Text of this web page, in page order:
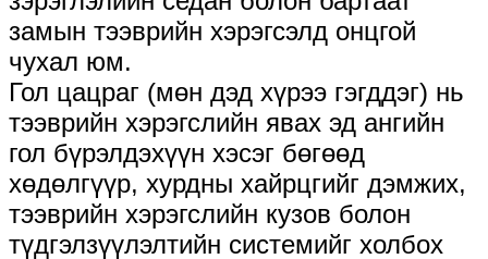
замын тээврийн хэрэгсэлд онцгой
чухал юм.
Гол цацраг (мөн дэд хүрээ гэгддэг) нь
тээврийн хэрэгслийн явах эд ангийн
гол бүрэлдэхүүн хэсэг бөгөөд
хөдөлгүүр, хурдны хайрцгийг дэмжих,
тээврийн хэрэгслийн кузов болон
түдгэлзүүлэлтийн системийг холбох